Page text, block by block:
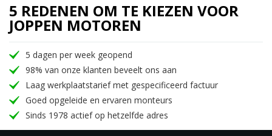
5 REDENEN OM TE KIEZEN VOOR
JOPPEN MOTOREN
5 dagen per week geopend
98% van onze klanten beveelt ons aan
Laag werkplaatstarief met gespecificeerd factuur
Goed opgeleide en ervaren monteurs
Sinds 1978 actief op hetzelfde adres